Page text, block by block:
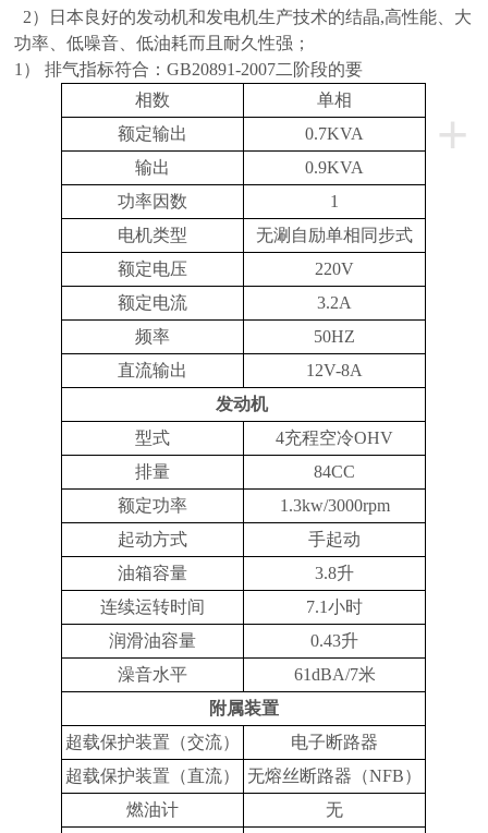
2）日本良好的发动机和发电机生产技术的结晶,高性能、大
功率、低噪音、低油耗而且耐久性强；
1）
排气指标符合：GB20891-2007二阶段的要
+
相数
单相
额定输出
0.7KVA
输出
0.9KVA
功率因数
1
电机类型
无涮自励单相同步式
额定电压
220V
额定电流
3.2A
频率
50HZ
直流输出
12V-8A
发动机
型式
4充程空冷OHV
排量
84CC
额定功率
1.3kw/3000rpm
起动方式
手起动
油箱容量
3.8升
连续运转时间
7.1小时
润滑油容量
0.43升
澡音水平
61dBA/7米
附属装置
超载保护装置（交流）
电子断路器
超载保护装置（直流）
无熔丝断路器（NFB）
燃油计
无